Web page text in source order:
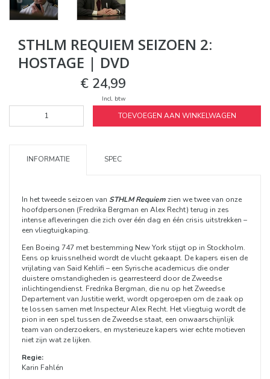
STHLM REQUIEM SEIZOEN 2:
HOSTAGE | DVD
€ 24,99
Incl. btw
TOEVOEGEN AAN WINKELWAGEN
INFORMATIE SPEC
In het tweede seizoen van STHLM Requiemzien we twee van onze
hoofdpersonen (Fredrika Bergman en Alex Recht) terug in zes
intense afleveringen die zich over één dag en één crisis uitstrekken –
een vliegtuigkaping.
Een Boeing 747 met bestemming New York stijgt op in Stockholm.
Eens op kruissnelheid wordt de vlucht gekaapt. De kapers eisen de
vrijlating van Said Kehlifi – een Syrische academicus die onder
duistere omstandigheden is gearresteerd door de Zweedse
inlichtingendienst. Fredrika Bergman, die nu op het Zweedse
Departement van Justitie werkt, wordt opgeroepen om de zaak op
te lossen samen met Inspecteur Alex Recht. Het vliegtuig wordt de
pion in een spel tussen de Zweedse staat, een onwaarschijnlijk
team van onderzoekers, en mysterieuze kapers wier echte motieven
niet zijn wat ze lijken.
Regie:
Karin Fahlén